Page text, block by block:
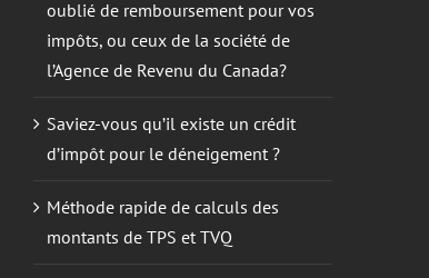
oublié de remboursement pour vos
impôts, ou ceux de la société de
l’Agence de Revenu du Canada?
Saviez-vous qu’il existe un crédit
d’impôt pour le déneigement ?
Méthode rapide de calculs des
montants de TPS et TVQ